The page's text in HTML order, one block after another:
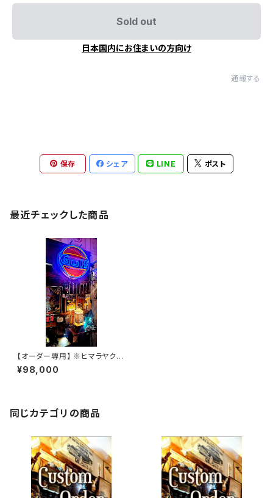
Sold out
日本国内にお住まいの方向け
通報する
保存 シェア LINE ポスト
最近チェックした商品
【オーダー専用】 ※ヒマラヤクロ
コダイルSSW
¥98,000
同じカテゴリの商品